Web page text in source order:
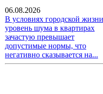
06.08.2026
В условиях городской жизни
уровень шума в квартирах
зачастую превышает
допустимые нормы, что
негативно сказывается на...